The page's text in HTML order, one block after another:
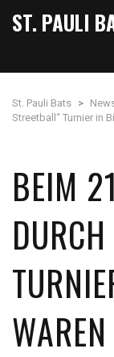
ST. PAULI
St. Pauli Bats >
Streetball“ Turnier in
BEIM